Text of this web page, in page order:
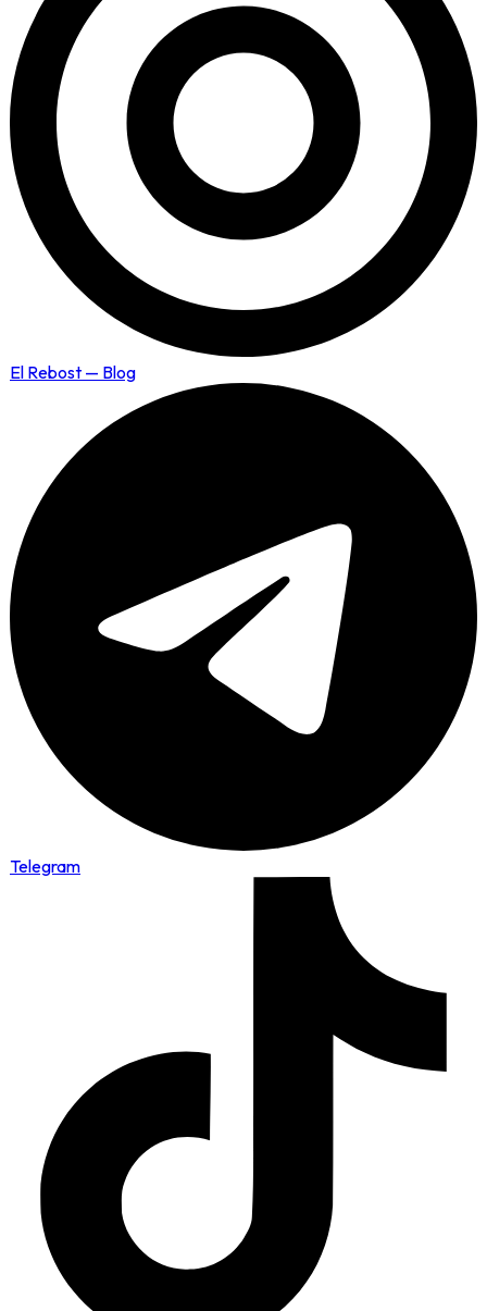
El Rebost — Blog
Telegram